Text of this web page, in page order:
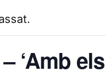
‘Amb